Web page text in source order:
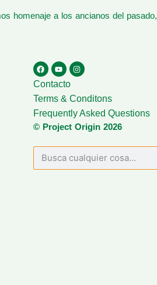
homenaje a los ancianos del pasado,
Contacto
Terms & Conditons
Frequently Asked Questions
© Project Origin 2026